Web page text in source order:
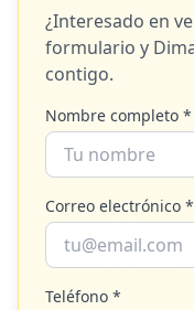
¿Interesado en
formulario y
contigo.
Nombre completo *
Correo electrónico *
Teléfono *